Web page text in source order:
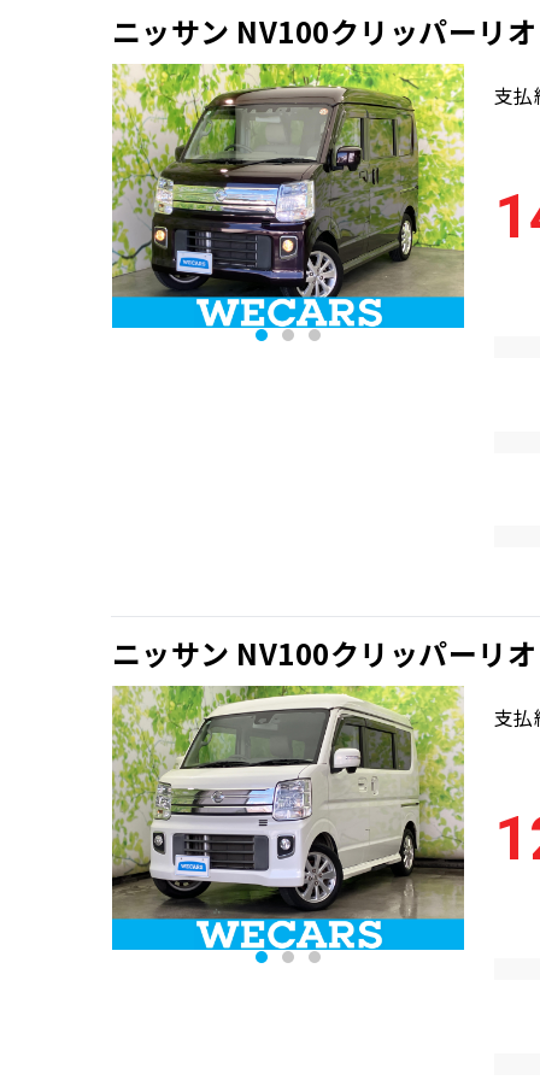
ニッサン NV100クリッパーリ
支払
ニッサン NV100クリッパーリ
支払